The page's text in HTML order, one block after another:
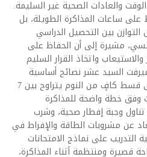
والعادات الصحية غير السليمة.
ساعات المذاكرة الطويلة، بل
بين التحصيل الدراسي
مشيرة إلى أن الحفاظ على
واتخاذ القرار السليم
السيد عشر نصائح أساسية
للطلاب، تمثلت في الحصول على قسط كافٍ من النوم يتراوح بين 7
وفق خطة واضحة للمذاكرة
تناول وجبة إفطار صحية، وشرب
عن مشروبات الطاقة والإفراط في
على نماذج الامتحانات
قصيرة ومنتظمة أثناء المذاكرة،